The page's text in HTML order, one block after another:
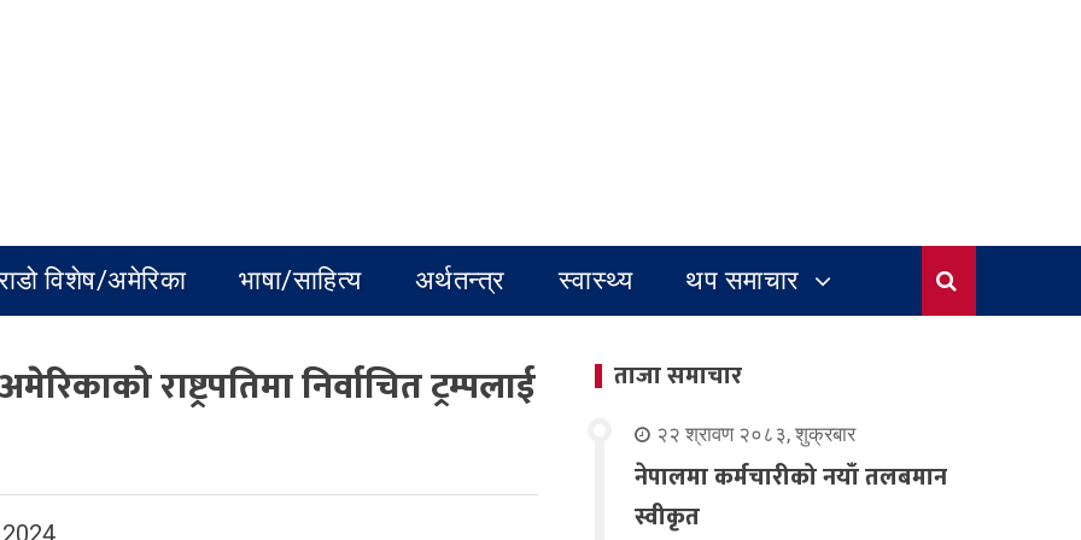
विशेष/अमेरिका भाषा/साहित्य अर्थतन्त्र स्वास्थ्य थप समाचार
राष्ट्रपतिमा निर्वाचित ट्रम्पलाई ताजा समाचार
२२ श्रावण २०८३, शुक्रबार
नेपालमा कर्मचारीको नयाँ तलबमान
स्वीकृत